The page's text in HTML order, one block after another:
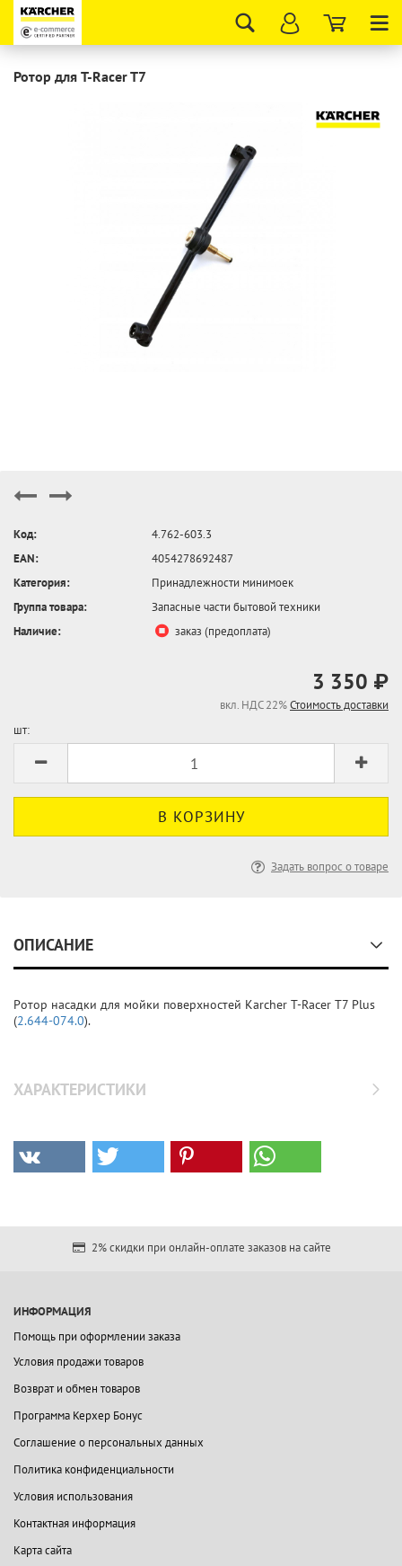
Ротор для T-Racer T7
Код:
4.762-603.3
EAN:
4054278692487
Категория:
Принадлежности минимоек
Группа товара:
Запасные части бытовой техники
Наличие:
заказ (предоплата)
3 350 ₽
вкл. НДС 22%Стоимость доставки
шт:
Задать вопрос о товаре
ОПИСАНИЕ
Ротор насадки для мойки поверхностей Karcher T-Racer T7 Plus
(2.644-074.0).
ХАРАКТЕРИСТИКИ
2% скидки при онлайн-оплате заказов на сайте
ИНФОРМАЦИЯ
Помощь при оформлении заказа
Условия продажи товаров
Возврат и обмен товаров
Программа Керхер Бонус
Соглашение о персональных данных
Политика конфиденциальности
Условия использования
Контактная информация
Карта сайта